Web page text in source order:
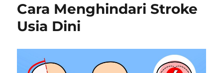
Cara Menghindari Stroke
Usia Dini